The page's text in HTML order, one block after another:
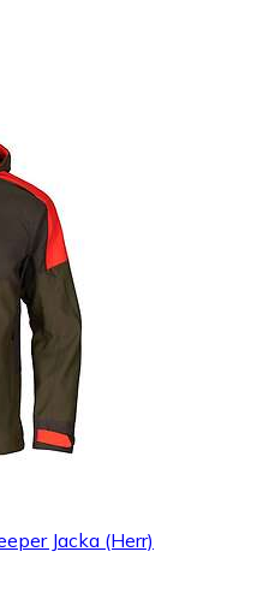
Jacka (Herr)